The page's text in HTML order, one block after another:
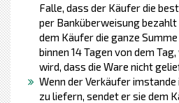
Falle, dass der Käufer die
per Banküberweisung
dem Käufer die ganze
binnen 14 Tagen von dem
wird, dass die Ware nicht
Wenn der Verkäufer
zu liefern, sendet er sie dem